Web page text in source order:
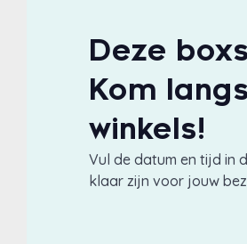
Deze
Kom
winkels!
Vul de datum en tijd in
klaar zijn voor jouw